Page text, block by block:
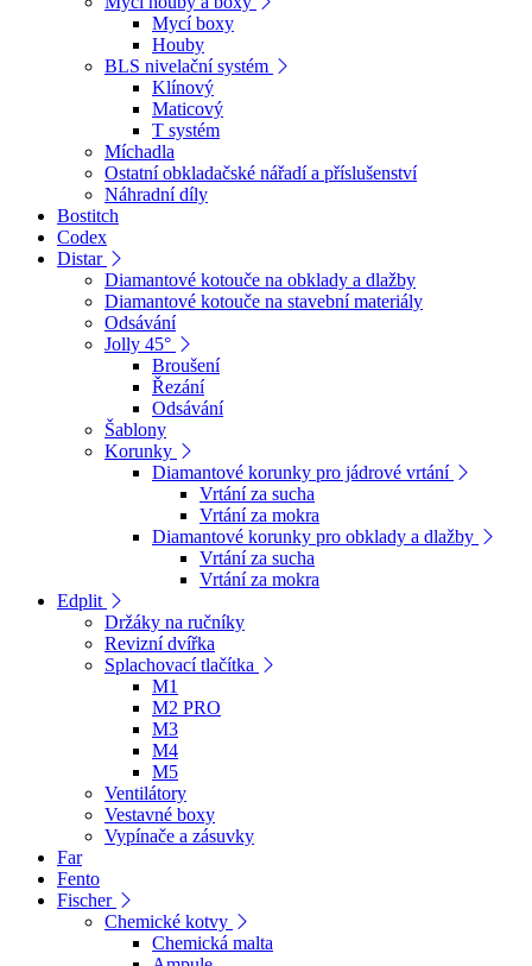
Mycí boxy
Houby
BLS nivelační systém
Klínový
Maticový
T systém
Míchadla
Ostatní obkladačské nářadí a příslušenství
Náhradní díly
Bostitch
Codex
Distar
Diamantové kotouče na obklady a dlažby
Diamantové kotouče na stavební materiály
Odsávání
Jolly 45°
Broušení
Řezání
Odsávání
Šablony
Korunky
Diamantové korunky pro jádrové vrtání
Vrtání za sucha
Vrtání za mokra
Diamantové korunky pro obklady a dlažby
Vrtání za sucha
Vrtání za mokra
Edplit
Držáky na ručníky
Revizní dvířka
Splachovací tlačítka
M1
M2 PRO
M3
M4
M5
Ventilátory
Vestavné boxy
Vypínače a zásuvky
Far
Fento
Fischer
Chemické kotvy
Chemická malta